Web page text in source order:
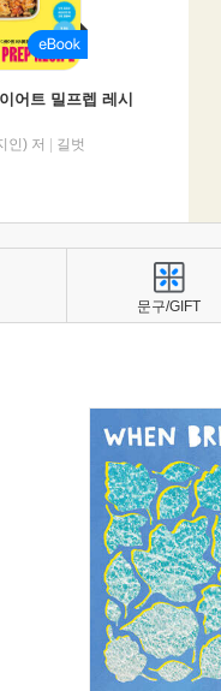
어트 밀프렙 레시
인) 저
길벗
문구/GIFT